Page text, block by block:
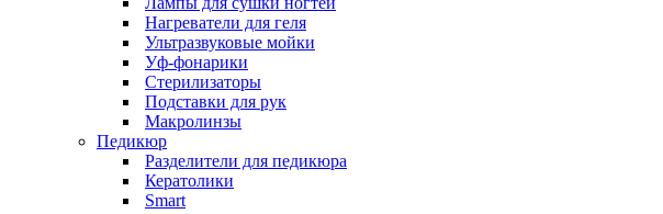
Нагреватели для геля
Ультразвуковые мойки
Уф-фонарики
Стерилизаторы
Подставки для рук
Макролинзы
Педикюр
Разделители для педикюра
Кератолики
Smart